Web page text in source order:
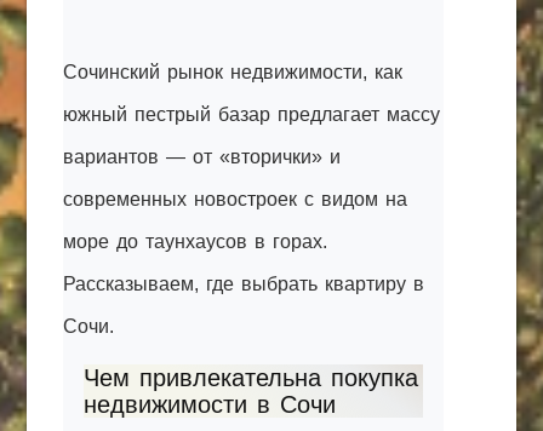
@Edgarpo36
Сочинский рынок недвижимости, как
южный пестрый базар предлагает массу
вариантов — от «вторички» и
современных новостроек с видом на
море до таунхаусов в горах.
Рассказываем, где выбрать квартиру в
Сочи.
Чем привлекательна покупка
недвижимости в Сочи